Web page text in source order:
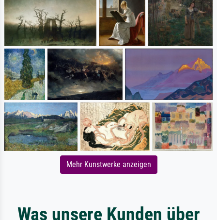
Mehr Kunstwerke anzeigen
Was unsere Kunden über